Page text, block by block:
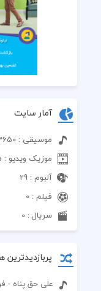
آمار سایت
موسیقی : 3650
موزیک ویدیو : 65
آلبوم : 29
فیلم : 0
سریال : 0
پربازدیدترین
علی حق پناه -